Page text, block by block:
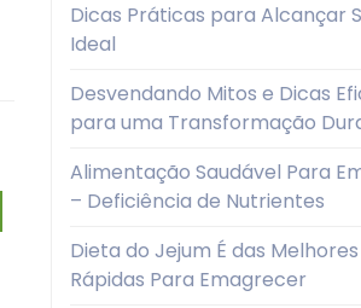
Dicas Práticas para Alcançar
Ideal
Desvendando Mitos e Dicas
para uma Transformação
Alimentação Saudável Para
– Deficiência de Nutrientes
Dieta do Jejum É das
Rápidas Para Emagrecer